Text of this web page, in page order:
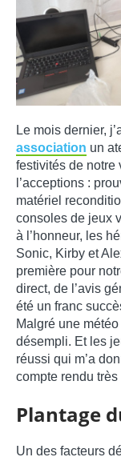
Le mois dernier,
association un
festivités de notre
l’acceptions :
matériel
consoles de jeux
à l’honneur, les
Sonic, Kirby et
première pour
direct, de l’avis
été un franc
Malgré une
désempli. Et les
réussi qui m’a
compte rendu très
Plantage
Un des facteurs